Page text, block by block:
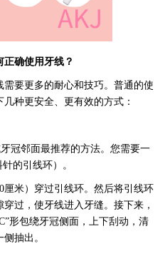
确使用牙线？
要更多的耐心和技巧。普通的使
种更安全、更有效的方式：
冠邻面最推荐的方法。您需要一
的引线环）。
厘米）穿过引线环。然后将引线环
过，使牙线进入牙缝。接下来，
形包绕牙冠侧面，上下刮动，清
抽出。